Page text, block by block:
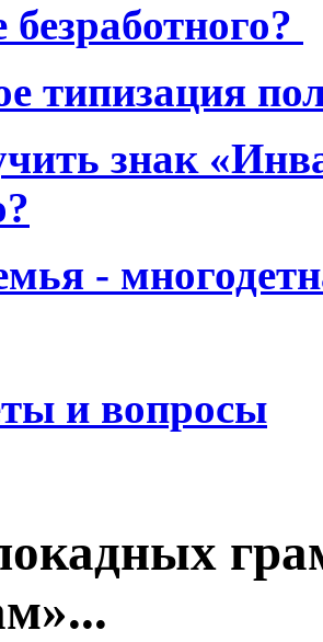
безработного?
типизация
знак
-
и вопросы